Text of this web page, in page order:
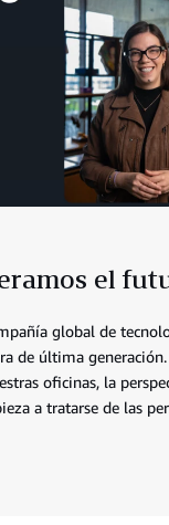
el
global de
de última
oficinas, la
a tratarse de las